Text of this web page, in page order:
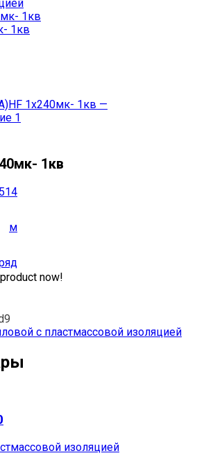
1кв
1кв
м
now!
с пластмассовой изоляцией
изоляцией